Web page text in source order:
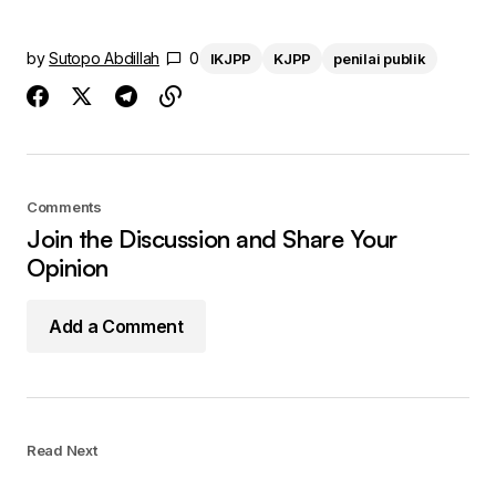
by Sutopo Abdillah 0 IKJPP KJPP penilai publik
Comments
Join the Discussion and Share Your
Opinion
Add a Comment
Read Next